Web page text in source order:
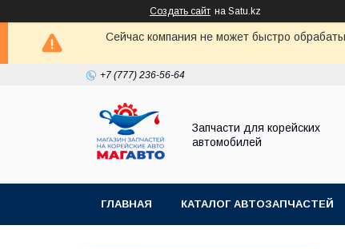
Создать сайт на Satu.kz
Сейчас компания не может быстро
+7 (777) 236-56-64
Запчасти для корейских
автомобилей
ГЛАВНАЯ КАТАЛОГ АВТОЗАПЧАСТЕЙ